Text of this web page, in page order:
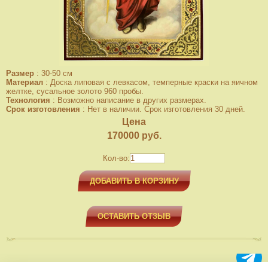
Размер : 30-50 см
Материал : Доска липовая с левкасом, темперные краски на яичном
желтке, сусальное золото 960 пробы.
Технология : Возможно написание в других размерах.
Срок изготовления : Нет в наличии. Срок изготовления 30 дней.
Цена
170000руб.
Кол-во:
ДОБАВИТЬ В КОРЗИНУ
ОСТАВИТЬ ОТЗЫВ